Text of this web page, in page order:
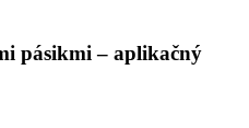
pásikmi – aplikačný